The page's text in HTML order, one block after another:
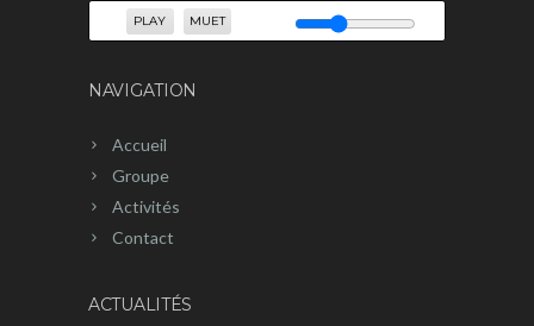
PLAY MUET
NAVIGATION
Accueil
Groupe
Activités
Contact
ACTUALITÉS